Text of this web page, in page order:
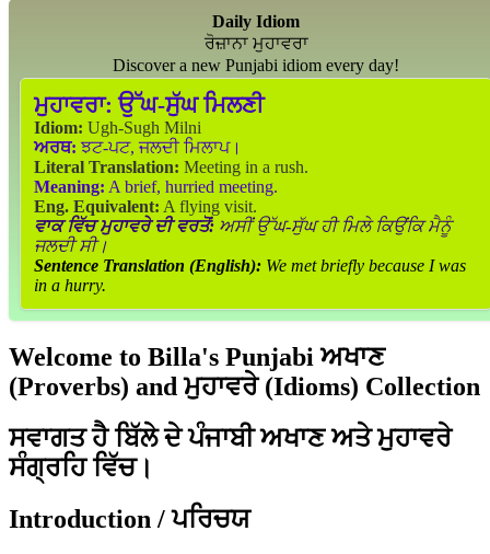
Daily Idiom
ਰੋਜ਼ਾਨਾ ਮੁਹਾਵਰਾ
Discover a new Punjabi idiom every day!
ਮੁਹਾਵਰਾ: ਉੱਘ-ਸੁੱਘ ਮਿਲਣੀ
Idiom: Ugh-Sugh Milni
ਅਰਥ: ਝਟ-ਪਟ, ਜਲਦੀ ਮਿਲਾਪ।
Literal Translation: Meeting in a rush.
Meaning: A brief, hurried meeting.
Eng. Equivalent: A flying visit.
ਵਾਕ ਵਿੱਚ ਮੁਹਾਵਰੇ ਦੀ ਵਰਤੋਂ: ਅਸੀਂ ਉੱਘ-ਸੁੱਘ ਹੀ ਮਿਲੇ ਕਿਉਂਕਿ ਮੈਨੂੰ
ਜਲਦੀ ਸੀ।
Sentence Translation (English): We met briefly because I was
in a hurry.
Welcome to Billa's Punjabi ਅਖਾਣ
(Proverbs) and ਮੁਹਾਵਰੇ (Idioms) Collection
ਸਵਾਗਤ ਹੈ ਬਿੱਲੇ ਦੇ ਪੰਜਾਬੀ ਅਖਾਣ ਅਤੇ ਮੁਹਾਵਰੇ
ਸੰਗ੍ਰਹਿ ਵਿੱਚ।
Introduction / ਪਰਿਚਯ